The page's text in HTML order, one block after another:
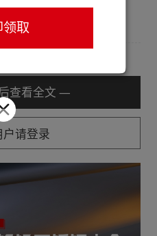
8月10日前。
查看全文 —
请登录
取